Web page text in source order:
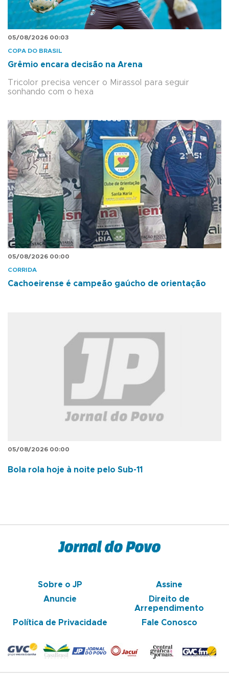
05/08/2026 00:03
COPA DO BRASIL
Grêmio encara decisão na Arena
Tricolor precisa vencer o Mirassol para seguir
sonhando com o hexa
05/08/2026 00:00
CORRIDA
Cachoeirense é campeão gaúcho de orientação
05/08/2026 00:00
Bola rola hoje à noite pelo Sub-11
Sobre o JP
Assine
Anuncie
Direito de
Arrependimento
Política de Privacidade
Fale Conosco